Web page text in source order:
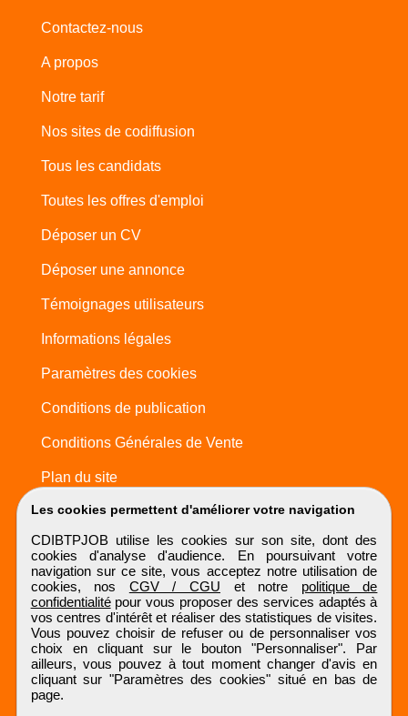
Les cookies permettent d'améliorer votre navigation
CDIBTPJOB utilise les cookies sur son site, dont des
cookies d'analyse d'audience. En poursuivant votre
navigation sur ce site, vous acceptez notre utilisation de
cookies, nos CGV / CGU et notre politique de
confidentialitépour vous proposer des services adaptés à
vos centres d'intérêt et réaliser des statistiques de visites.
Vous pouvez choisir de refuser ou de personnaliser vos
choix en cliquant sur le bouton "Personnaliser". Par
ailleurs, vous pouvez à tout moment changer d'avis en
cliquant sur "Paramètres des cookies" situé en bas de
page.
Contactez-nous
A propos
Notre tarif
Nos sites de codiffusion
Tous les candidats
Toutes les offres d'emploi
Déposer un CV
Déposer une annonce
Témoignages utilisateurs
Informations légales
Paramètres des cookies
Conditions de publication
Conditions Générales de Vente
Plan du site